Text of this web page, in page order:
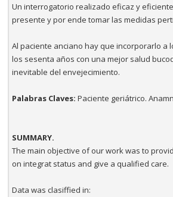
Un interrogatorio realizado eficaz y
presente y por ende tomar las medidas
Al paciente anciano hay que incorporarlo
los sesenta años con una mejor salud
inevitable del envejecimiento.
Palabras Claves: Paciente geriátrico.
SUMMARY.
The main objective of our work was to
on integrat status and give a qualified care.
Data was clasiffied in: